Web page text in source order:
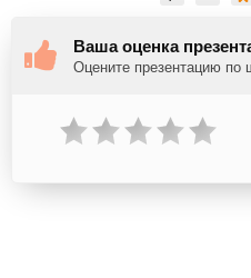
Ваша оценка
Оцените презентацию по